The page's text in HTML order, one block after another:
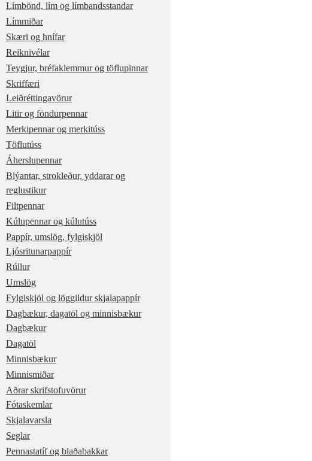
Límbönd, lím og límbandsstandar
Límmiðar
Skæri og hnífar
Reiknivélar
Teygjur, bréfaklemmur og töflupinnar
Skriffæri
Leiðréttingavörur
Litir og föndurpennar
Merkipennar og merkitúss
Töflutúss
Áherslupennar
Blýantar, strokleður, yddarar og
reglustikur
Filtpennar
Kúlupennar og kúlutúss
Pappír, umslög, fylgiskjöl
Ljósritunarpappír
Rúllur
Umslög
Fylgiskjöl og löggildur skjalapappír
Dagbækur, dagatöl og minnisbækur
Dagbækur
Dagatöl
Minnisbækur
Minnismiðar
Aðrar skrifstofuvörur
Fótaskemlar
Skjalavarsla
Seglar
Pennastatíf og blaðabakkar